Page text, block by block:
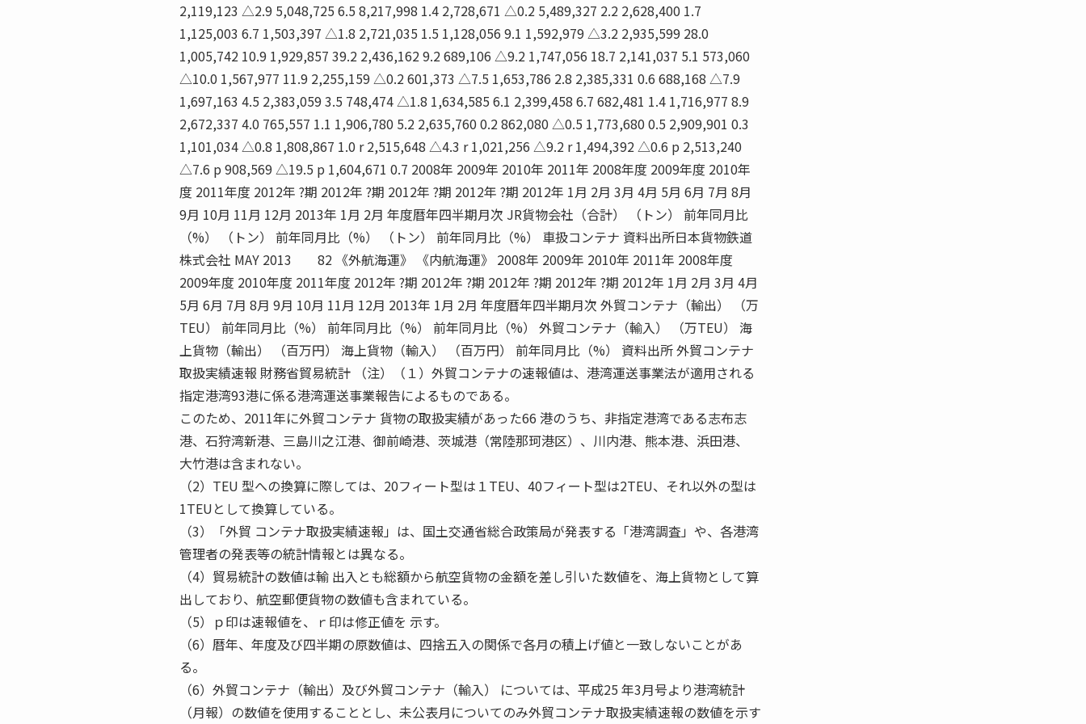
2,119,123 △2.9 5,048,725 6.5 8,217,998 1.4 2,728,671 △0.2 5,489,327 2.2 2,628,400 1.7
1,125,003 6.7 1,503,397 △1.8 2,721,035 1.5 1,128,056 9.1 1,592,979 △3.2 2,935,599 28.0
1,005,742 10.9 1,929,857 39.2 2,436,162 9.2 689,106 △9.2 1,747,056 18.7 2,141,037 5.1 573,060
△10.0 1,567,977 11.9 2,255,159 △0.2 601,373 △7.5 1,653,786 2.8 2,385,331 0.6 688,168 △7.9
1,697,163 4.5 2,383,059 3.5 748,474 △1.8 1,634,585 6.1 2,399,458 6.7 682,481 1.4 1,716,977 8.9
2,672,337 4.0 765,557 1.1 1,906,780 5.2 2,635,760 0.2 862,080 △0.5 1,773,680 0.5 2,909,901 0.3
1,101,034 △0.8 1,808,867 1.0 r 2,515,648 △4.3 r 1,021,256 △9.2 r 1,494,392 △0.6 p 2,513,240
△7.6 p 908,569 △19.5 p 1,604,671 0.7 2008年 2009年 2010年 2011年 2008年度 2009年度 2010年
度 2011年度 2012年 ?期 2012年 ?期 2012年 ?期 2012年 ?期 2012年 1月 2月 3月 4月 5月 6月 7月 8月
9月 10月 11月 12月 2013年 1月 2月 年度暦年四半期月次 JR貨物会社（合計） （トン） 前年同月比
（%） （トン） 前年同月比（%） （トン） 前年同月比（%） 車扱コンテナ 資料出所日本貨物鉄道
株式会社 MAY 2013 82 《外航海運》 《内航海運》 2008年 2009年 2010年 2011年 2008年度
2009年度 2010年度 2011年度 2012年 ?期 2012年 ?期 2012年 ?期 2012年 ?期 2012年 1月 2月 3月 4月
5月 6月 7月 8月 9月 10月 11月 12月 2013年 1月 2月 年度暦年四半期月次 外貿コンテナ（輸出） （万
TEU） 前年同月比（%） 前年同月比（%） 前年同月比（%） 外貿コンテナ（輸入） （万TEU） 海
上貨物（輸出） （百万円） 海上貨物（輸入） （百万円） 前年同月比（%） 資料出所 外貿コンテナ
取扱実績速報 財務省貿易統計 （注）（１）外貿コンテナの速報値は、港湾運送事業法が適用される
指定港湾93港に係る港湾運送事業報告によるものである。
このため、2011年に外貿コンテナ 貨物の取扱実績があった66 港のうち、非指定港湾である志布志
港、石狩湾新港、三島川之江港、御前崎港、茨城港（常陸那珂港区）、川内港、熊本港、浜田港、
大竹港は含まれない。
（2）TEU 型への換算に際しては、20フィート型は１TEU、40フィート型は2TEU、それ以外の型は
1TEUとして換算している。
（3）「外貿 コンテナ取扱実績速報」は、国土交通省総合政策局が発表する「港湾調査」や、各港湾
管理者の発表等の統計情報とは異なる。
（4）貿易統計の数値は輸 出入とも総額から航空貨物の金額を差し引いた数値を、海上貨物として算
出しており、航空郵便貨物の数値も含まれている。
（5）ｐ印は速報値を、ｒ印は修正値を 示す。
（6）暦年、年度及び四半期の原数値は、四捨五入の関係で各月の積上げ値と一致しないことがあ
る。
（6）外貿コンテナ（輸出）及び外貿コンテナ（輸入） については、平成25 年3月号より港湾統計
（月報）の数値を使用することとし、未公表月についてのみ外貿コンテナ取扱実績速報の数値を示す